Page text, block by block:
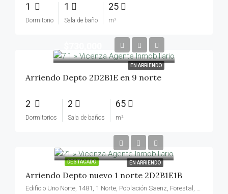
1
Dormitorio
1
Sala de baño
25
m²
EN ARRIENDO
Arriendo Depto 2D2B1E en 9 norte
2
Dormitorios
2
Sala de baños
65
m²
DESTACADO EN ARRIENDO
Arriendo Depto nuevo 1 norte 2D2B1E1B